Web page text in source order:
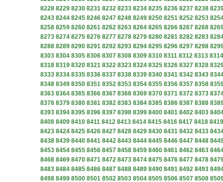
8228 8229 8230 8231 8232 8233 8234 8235 8236 8237 8238
8243 8244 8245 8246 8247 8248 8249 8250 8251 8252 8253
8258 8259 8260 8261 8262 8263 8264 8265 8266 8267 8268
8273 8274 8275 8276 8277 8278 8279 8280 8281 8282 8283
8288 8289 8290 8291 8292 8293 8294 8295 8296 8297 8298
8303 8304 8305 8306 8307 8308 8309 8310 8311 8312 8313 8314
8318 8319 8320 8321 8322 8323 8324 8325 8326 8327 8328
8333 8334 8335 8336 8337 8338 8339 8340 8341 8342 8343
8348 8349 8350 8351 8352 8353 8354 8355 8356 8357 8358
8363 8364 8365 8366 8367 8368 8369 8370 8371 8372 8373
8378 8379 8380 8381 8382 8383 8384 8385 8386 8387 8388
8393 8394 8395 8396 8397 8398 8399 8400 8401 8402 8403
8408 8409 8410 8411 8412 8413 8414 8415 8416 8417 8418 8419
8423 8424 8425 8426 8427 8428 8429 8430 8431 8432 8433
8438 8439 8440 8441 8442 8443 8444 8445 8446 8447 8448
8453 8454 8455 8456 8457 8458 8459 8460 8461 8462 8463
8468 8469 8470 8471 8472 8473 8474 8475 8476 8477 8478
8483 8484 8485 8486 8487 8488 8489 8490 8491 8492 8493
8498 8499 8500 8501 8502 8503 8504 8505 8506 8507 8508